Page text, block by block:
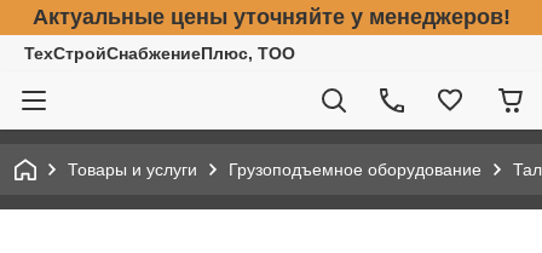
Актуальные цены уточняйте у менеджеров!
ТехСтройСнабжениеПлюс, ТОО
Товары и услуги Грузоподъемное оборудование